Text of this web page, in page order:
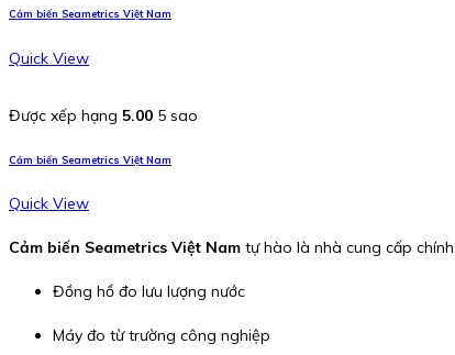
Cảm biến Seametrics Việt Nam
Quick View
Được xếp hạng 5.00 5 sao
Cảm biến Seametrics Việt Nam
Quick View
Cảm biến Seametrics Việt Nam tự hào là nhà cung cấp
Đồng hồ đo lưu lượng nước
Máy đo từ trường công nghiệp